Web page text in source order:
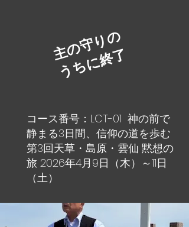
主
の
守
り
の
う
ち
に
終
了
コース番号：LCT-01 神の前で
静まる3日間、信仰の道を歩む
第3回天草・島原・雲仙 黙想の
旅 2026年4月9日（木）～11日
（土）